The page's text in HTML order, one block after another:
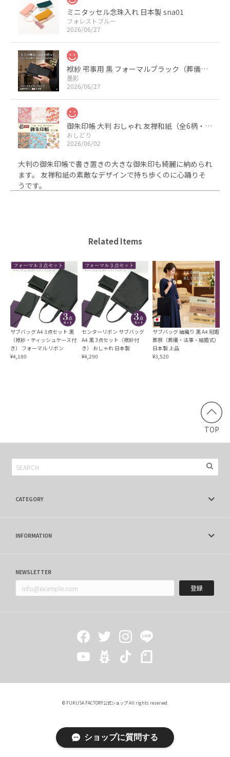
ミニタッセル念珠入れ 日本製 sna01
フォレストブルー
2026/06/27
袱紗 弔事用 黒 フォーマルブラック（葬儀・葬式・法事用） サテン 日本製
墨影
2026/06/27
御朱印帳 大判 おしゃれ 友禅和紙（全6柄・京都製・裏写りしにくい）
おしどり
2026/06/02
大判の御朱印帳で書き置きの大きな御朱印も綺麗に納められ
ます。 友禅和紙の素敵なデザインで持ち歩くのに心踊りそ
うです。
ちりめんふくさ 深紫
2024/05/17
本日無事に受け取りました。今まで使っていたものは台付の
袱紗でしたが、このタイプもとても便利だと思いますので購
入しました。ありがとうございました💞☺️
18日購入 → 19日商品到着。早っ！！w 最初は不安でした
が調べてみると、まぁまぁ有名な袱紗のメーカーみたいでし
たので安心しました。商品についてデザインは自分好みのス
した。満足ですありがとうございました
Related Items
サブバッグ A4 3点セット 黒
（袱紗・ティッシュケース付
き） フォーマル リボン
¥4,180
センターリボン サブバッグ
A4 黒 3点セット（袱紗付
き） おしゃれ 日本製
¥4,290
サブバッグ 紬織り 黒 A4 冠婚
葬祭（葬儀・法事・結婚式）
日本製 上品
¥3,520
TOP
CATEGORY
INFORMATION
NEWSLETTER
登録
© FUKUSA FACTORY公式ショップ All rights reserved.
ショップに質問する